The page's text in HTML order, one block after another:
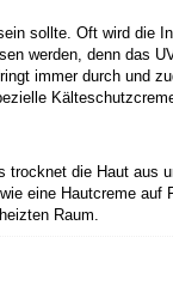
sollte. Oft wird die
werden, denn das
immer durch und
die Haut aus
eine Hautcreme
Raum.